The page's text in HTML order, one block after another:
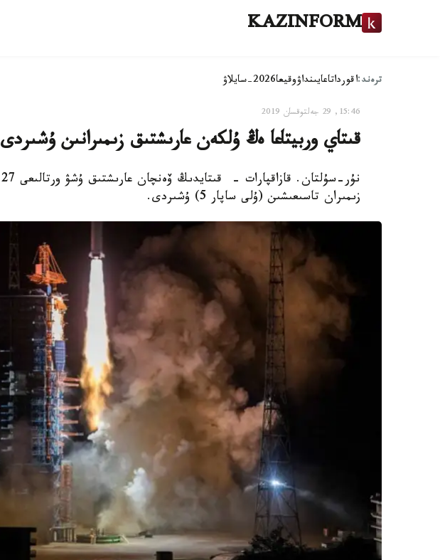
KAZINFORM
ترەند:اقورداتاعايىنداۋوقيعا2026-سايلاۋ
15:46, 29 جەلتوقسان 2019
قىتاي وربيتاعا ەڭ ۇلكەن عارىشتىق زىمىرانىن ۇشىردى
زىمىران تاسىعىشىن (ۇلى ساپار 5) ۇشىردى.